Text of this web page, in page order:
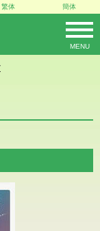
MENU
繁体 簡体